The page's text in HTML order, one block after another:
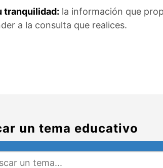
tranquilidad: la información que
a la consulta que realices.
un tema educativo